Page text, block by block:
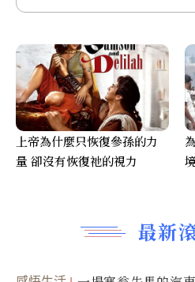
最新
上帝為什麼只恢復參孫的力
量 卻沒有恢復祂的視力